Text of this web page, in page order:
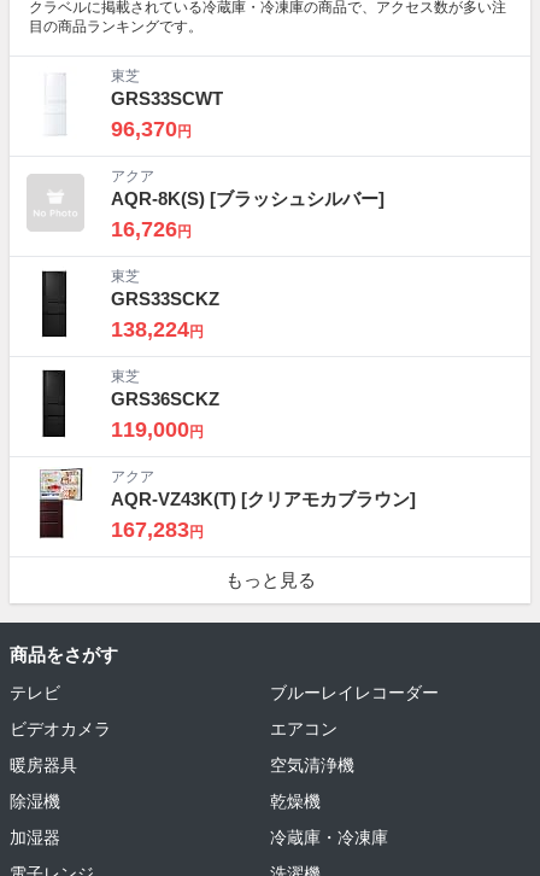
クラベルに掲載されている冷蔵庫・冷凍庫の商品で、アクセス数が多い注
目の商品ランキングです。
東芝
GRS33SCWT
96,370円
アクア
AQR-8K(S) [ブラッシュシルバー]
16,726円
東芝
GRS33SCKZ
138,224円
東芝
GRS36SCKZ
119,000円
アクア
AQR-VZ43K(T) [クリアモカブラウン]
167,283円
もっと見る
商品をさがす
テレビ
ブルーレイレコーダー
ビデオカメラ
エアコン
暖房器具
空気清浄機
除湿機
乾燥機
加湿器
冷蔵庫・冷凍庫